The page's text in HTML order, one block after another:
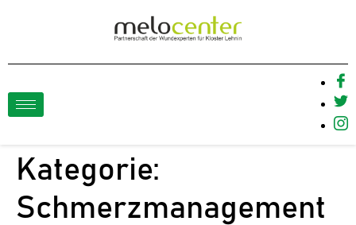
Kategorie:
Schmerzmanagement